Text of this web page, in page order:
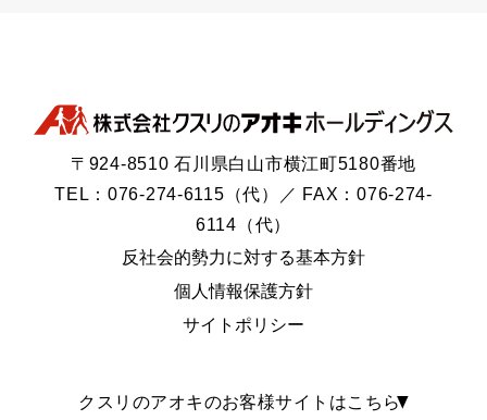
〒924-8510 石川県白山市横江町5180番地
TEL：076-274-6115（代）／ FAX：076-274-
6114（代）
反社会的勢力に対する基本方針
個人情報保護方針
サイトポリシー
クスリのアオキのお客様サイトはこちら